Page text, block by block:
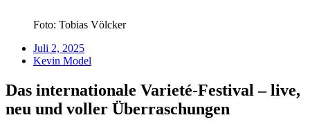
Foto: Tobias Völcker
Juli 2, 2025
Kevin Model
Das internationale Varieté-Festival – live,
neu und voller Überraschungen